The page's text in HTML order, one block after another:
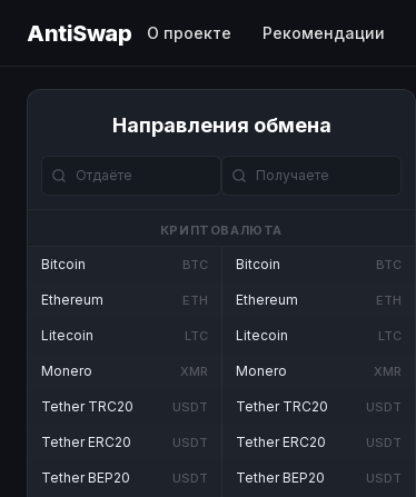
AntiSwap О проекте Рекомендации
Направления обмена
КРИПТОВАЛЮТА
Bitcoin BTC
Ethereum ETH
Litecoin LTC
Monero XMR
Tether TRC20 USDT
Tether ERC20 USDT
Tether BEP20 USDT
Bitcoin BTC
Ethereum ETH
Litecoin LTC
Monero XMR
Tether TRC20 USDT
Tether ERC20 USDT
Tether BEP20 USDT